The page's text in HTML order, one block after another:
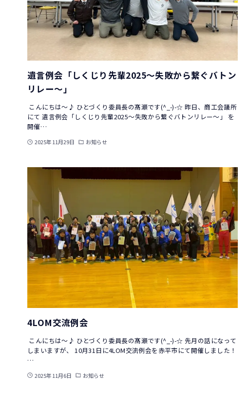
遺言例会「しくじり先輩2025～失敗から繋ぐバトン
リレー～」
こんにちは～♪ ひとづくり委員長の髙瀬です(^_-)-☆ 昨日、商工会議所
にて 遺言例会「しくじり先輩2025～失敗から繋ぐバトンリレー～」 を
開催…
2025年11月29日 お知らせ
4LOM交流例会
こんにちは～♪ ひとづくり委員長の髙瀬です(^_-)-☆ 先月の話になって
しまいますが、 10月31日に4LOM交流例会を赤平市にて開催しました！
…
2025年11月6日 お知らせ